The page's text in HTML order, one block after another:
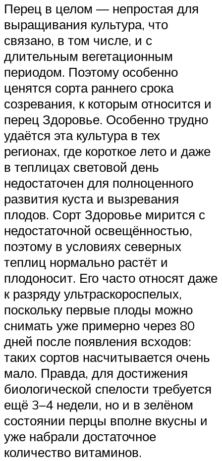
Перец в целом — непростая для
выращивания культура, что
связано, в том числе, и с
длительным вегетационным
периодом. Поэтому особенно
ценятся сорта раннего срока
созревания, к которым относится и
перец Здоровье. Особенно трудно
удаётся эта культура в тех
регионах, где короткое лето и даже
в теплицах световой день
недостаточен для полноценного
развития куста и вызревания
плодов. Сорт Здоровье мирится с
недостаточной освещённостью,
поэтому в условиях северных
теплиц нормально растёт и
плодоносит. Его часто относят даже
к разряду ультраскороспелых,
поскольку первые плоды можно
снимать уже примерно через 80
дней после появления всходов:
таких сортов насчитывается очень
мало. Правда, для достижения
биологической спелости требуется
ещё 3–4 недели, но и в зелёном
состоянии перцы вполне вкусны и
уже набрали достаточное
количество витаминов.